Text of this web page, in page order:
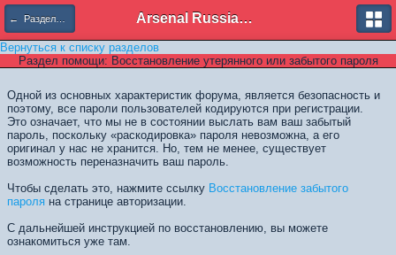
← Разделы помощи Arsenal Russian Speaking Supporters Club
Вернуться к списку разделов
Раздел помощи: Восстановление утерянного или забытого пароля
Одной из основных характеристик форума, является безопасность и
поэтому, все пароли пользователей кодируются при регистрации.
Это означает, что мы не в состоянии выслать вам ваш забытый
пароль, поскольку «раскодировка» пароля невозможна, а его
оригинал у нас не хранится. Но, тем не менее, существует
возможность переназначить ваш пароль.
Чтобы сделать это, нажмите ссылку Восстановление забытого
пароля на странице авторизации.
С дальнейшей инструкцией по восстановлению, вы можете
ознакомиться уже там.